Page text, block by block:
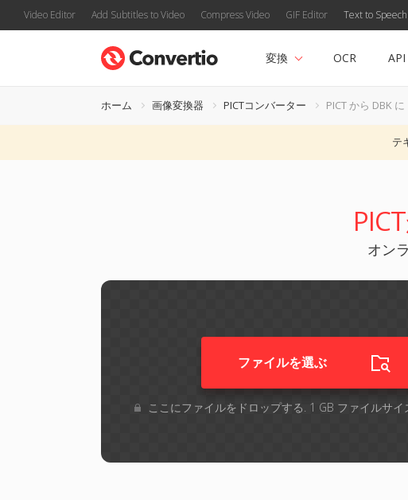
Video Editor Add Subtitles to Video Compress Video GIF Editor Text to Speech
変換 OCR API
ホーム 画像変換器 PICTコンバーター PICT から DBK に
テ
オン
ファイルを選ぶ
ここにファイルをドロップする. 1 GB ファイルサ